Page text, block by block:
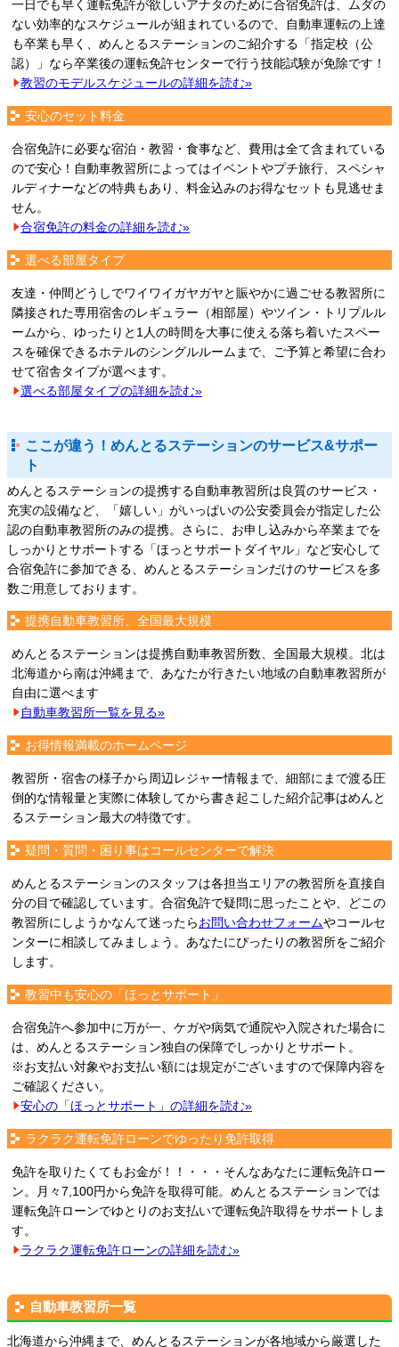
一日でも早く運転免許が欲しいアナタのために合宿免許は、ムダの
ない効率的なスケジュールが組まれているので、自動車運転の上達
も卒業も早く、めんとるステーションのご紹介する「指定校（公
認）」なら卒業後の運転免許センターで行う技能試験が免除です！
教習のモデルスケジュールの詳細を読む»
安心のセット料金
合宿免許に必要な宿泊・教習・食事など、費用は全て含まれている
ので安心！自動車教習所によってはイベントやプチ旅行、スペシャ
ルディナーなどの特典もあり、料金込みのお得なセットも見逃せま
せん。
合宿免許の料金の詳細を読む»
選べる部屋タイプ
友達・仲間どうしでワイワイガヤガヤと賑やかに過ごせる教習所に
隣接された専用宿舎のレギュラー（相部屋）やツイン・トリプルル
ームから、ゆったりと1人の時間を大事に使える落ち着いたスペー
スを確保できるホテルのシングルルームまで、ご予算と希望に合わ
せて宿舎タイプが選べます。
選べる部屋タイプの詳細を読む»
ここが違う！めんとるステーションのサービス&サポー
ト
めんとるステーションの提携する自動車教習所は良質のサービス・
充実の設備など、「嬉しい」がいっぱいの公安委員会が指定した公
認の自動車教習所のみの提携。さらに、お申し込みから卒業までを
しっかりとサポートする「ほっとサポートダイヤル」など安心して
合宿免許に参加できる、めんとるステーションだけのサービスを多
数ご用意しております。
提携自動車教習所、全国最大規模
めんとるステーションは提携自動車教習所数、全国最大規模。北は
北海道から南は沖縄まで、あなたが行きたい地域の自動車教習所が
自由に選べます
自動車教習所一覧を見る»
お得情報満載のホームページ
教習所・宿舎の様子から周辺レジャー情報まで、細部にまで渡る圧
倒的な情報量と実際に体験してから書き起こした紹介記事はめんと
るステーション最大の特徴です。
疑問・質問・困り事はコールセンターで解決
めんとるステーションのスタッフは各担当エリアの教習所を直接自
分の目で確認しています。合宿免許で疑問に思ったことや、どこの
教習所にしようかなんて迷ったらお問い合わせフォームやコールセ
ンターに相談してみましょう。あなたにぴったりの教習所をご紹介
します。
教習中も安心の「ほっとサポート」
合宿免許へ参加中に万が一、ケガや病気で通院や入院された場合に
は、めんとるステーション独自の保障でしっかりとサポート。
※お支払い対象やお支払い額には規定がございますので保障内容を
ご確認ください。
安心の「ほっとサポート」の詳細を読む»
ラクラク運転免許ローンでゆったり免許取得
免許を取りたくてもお金が！！・・・そんなあなたに運転免許ロー
ン。月々7,100円から免許を取得可能。めんとるステーションでは
運転免許ローンでゆとりのお支払いで運転免許取得をサポートしま
す。
ラクラク運転免許ローンの詳細を読む»
自動車教習所一覧
北海道から沖縄まで、めんとるステーションが各地域から厳選した